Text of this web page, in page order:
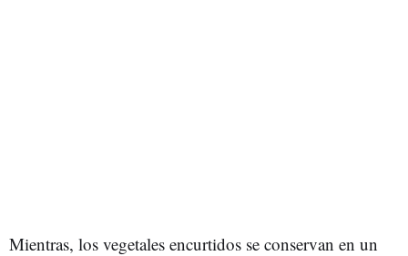
Mientras, los vegetales encurtidos se conservan en un